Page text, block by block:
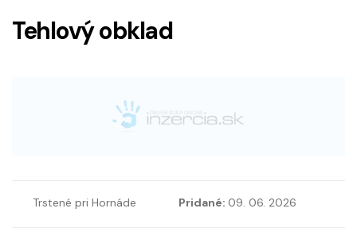
Tehlový obklad
Trstené pri Hornáde Pridané: 09. 06. 2026